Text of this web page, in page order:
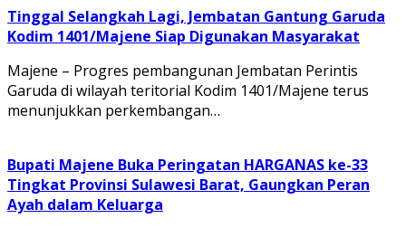
Tinggal Selangkah Lagi, Jembatan Gantung Garuda
Kodim 1401/Majene Siap Digunakan Masyarakat
Majene – Progres pembangunan Jembatan Perintis
Garuda di wilayah teritorial Kodim 1401/Majene terus
menunjukkan perkembangan…
Bupati Majene Buka Peringatan HARGANAS ke-33
Tingkat Provinsi Sulawesi Barat, Gaungkan Peran
Ayah dalam Keluarga